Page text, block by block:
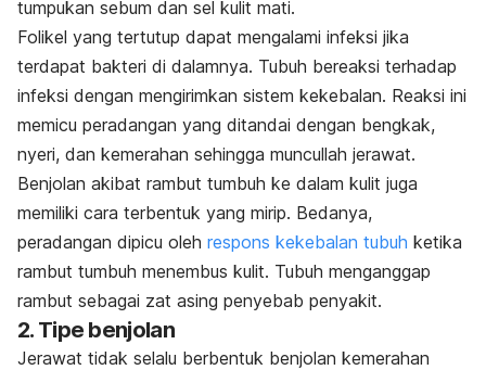
tumpukan sebum dan sel kulit mati.
Folikel yang tertutup dapat mengalami infeksi jika
terdapat bakteri di dalamnya. Tubuh bereaksi terhadap
infeksi dengan mengirimkan sistem kekebalan. Reaksi ini
memicu peradangan yang ditandai dengan bengkak,
nyeri, dan kemerahan sehingga muncullah jerawat.
Benjolan akibat rambut tumbuh ke dalam kulit juga
memiliki cara terbentuk yang mirip. Bedanya,
peradangan dipicu oleh respons kekebalan tubuh ketika
rambut tumbuh menembus kulit. Tubuh menganggap
rambut sebagai zat asing penyebab penyakit.
2. Tipe benjolan
Jerawat tidak selalu berbentuk benjolan kemerahan